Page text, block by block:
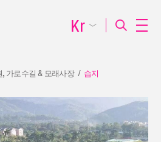
, 가로수길 & 모래사장 습지
Kr